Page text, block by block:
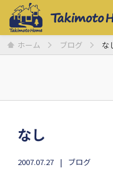
ホーム ブログ な
なし
2007.07.27 ブログ